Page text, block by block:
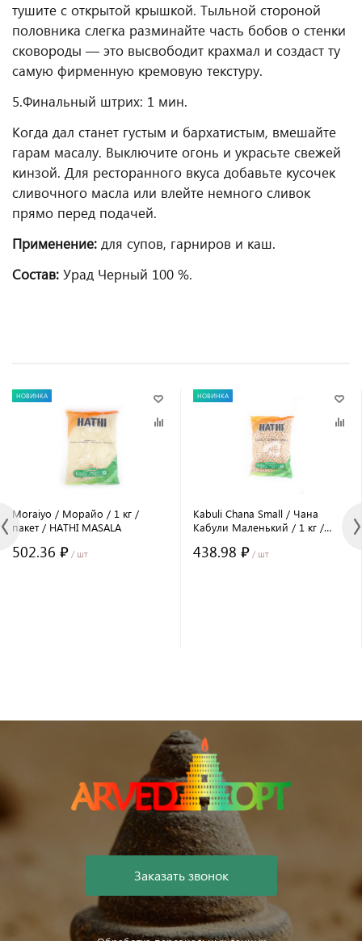
тушите с открытой крышкой. Тыльной стороной
половника слегка разминайте часть бобов о стенки
сковороды — это высвободит крахмал и создаст ту
самую фирменную кремовую текстуру.
5.Финальный штрих: 1 мин.
Когда дал станет густым и бархатистым, вмешайте
гарам масалу. Выключите огонь и украсьте свежей
кинзой. Для ресторанного вкуса добавьте кусочек
сливочного масла или влейте немного сливок
прямо перед подачей.
Применение: для супов, гарниров и каш.
Состав: Урад Черный 100 %.
НОВИНКА
Moraiyo / Морайо / 1 кг /
пакет / HATHI MASALA
502.36 ₽ / шт
НОВИНКА
Kabuli Chana Small / Чана
Кабули Маленький / 1 кг /
438.98 ₽ / шт
Заказать звонок